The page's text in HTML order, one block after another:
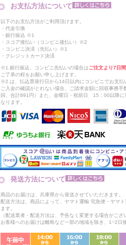
お支払方法について
以下のお支払方法がご利用頂けます。
・代金引換
・銀行振込 ※1
・スコア後払い（コンビニ後払い）※2
・コンビニ決済（先払い）※1
・クレジットカード決済
※1.銀行振込、コンビニ先払いの場合はご注文より7日間
ご了承の程をお願い申し上げます。
※2.は、払込票発行日から14日以内にコンビニでお支払
ご入金の確認がとれない場合、ご請求金額に回収事務
回、合計891円）また、金曜日・祝前日 15：00以降に
なります。
発送方法について
商品のお届けは、兵庫県から発送させていただきます。
配送方法は、商品によって、ヤマト運輸 宅急便・ヤマ
ます。
（配送業者・配送方法は、予告なく変更する場合がござ
お客様へのお届けは離島など一部の地域を除き、1~2日